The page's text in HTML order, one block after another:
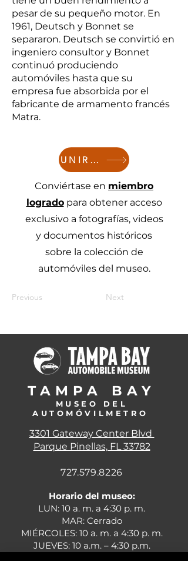
pesar de su pequeño motor. En
1961, Deutsch y Bonnet se
separaron. Deutsch se convirtió en
ingeniero consultor y Bonnet
continuó produciendo
automóviles hasta que su
empresa fue absorbida por el
fabricante de armamento francés
Matra.
UNIRSE
Conviértase en miembro
logradopara obtener acceso
exclusivo a fotografías, videos
y documentos históricos
sobre la colección de
automóviles del museo.
Previous Next
TAMPA BA Y
MUSEO DEL
AUTOMÓVIL METRO
3301 Gateway Center Blvd
Parque Pinellas, FL 33782
727.579.8226
Horario del museo:
LUN: 10 a. m. a 4:30 p. m.
MAR: Cerrado
MIÉRCOLES: 10 a. m. a 4:30 p. m.
JUEVES: 10 a.m. – 4:30 p.m.